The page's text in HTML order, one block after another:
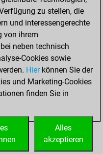
0
0
0
zu stellen, die
und interessengerechte
von ihrem
neben technisch
Cookies sowie
Hierkönnen Sie der
und Marketing-Cookies
finden Sie in
Alles
akzeptieren